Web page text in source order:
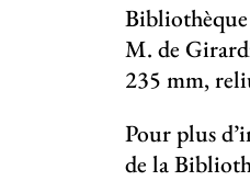
M. de
235 mm,
Pour plus
de la